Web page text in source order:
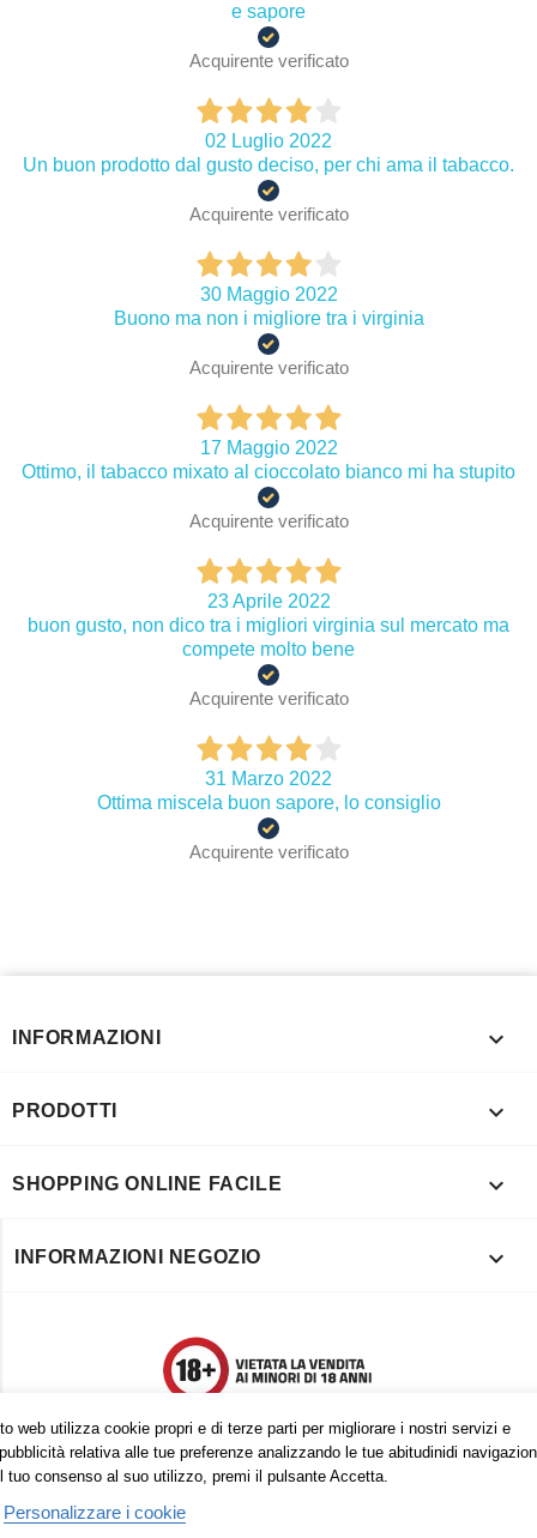
e sapore
Acquirente verificato
02 Luglio 2022
Un buon prodotto dal gusto deciso, per chi ama il tabacco.
Acquirente verificato
30 Maggio 2022
Buono ma non i migliore tra i virginia
Acquirente verificato
17 Maggio 2022
Ottimo, il tabacco mixato al cioccolato bianco mi ha stupito
Acquirente verificato
23 Aprile 2022
buon gusto, non dico tra i migliori virginia sul mercato ma
compete molto bene
Acquirente verificato
31 Marzo 2022
Ottima miscela buon sapore, lo consiglio
Acquirente verificato
web utilizza cookie propri e di terze parti per migliorare i nostri servizi e
relativa alle tue preferenze analizzando le tue abitudinidi
tuo consenso al suo utilizzo, premi il pulsante Accetta.
Personalizzare i cookie
INFORMAZIONI 
PRODOTTI 
SHOPPING ONLINE FACILE 
INFORMAZIONI NEGOZIO 